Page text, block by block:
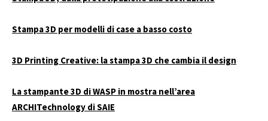
Stampa 3D per modelli di case a basso costo
3D Printing Creative: la stampa 3D che cambia il design
La stampante 3D di WASP in mostra nell’area
ARCHITechnology di SAIE